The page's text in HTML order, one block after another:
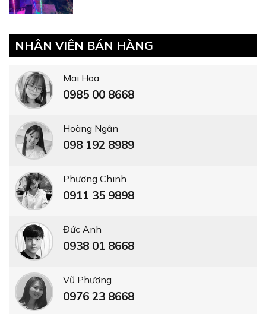
NHÂN VIÊN BÁN HÀNG
Mai Hoa
0985 00 8668
Hoàng Ngân
098 192 8989
Phương Chinh
0911 35 9898
Đức Anh
0938 01 8668
Vũ Phương
0976 23 8668